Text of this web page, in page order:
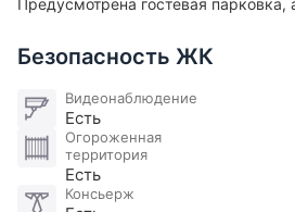
Предусмотрена гостевая парковка,
Безопасность ЖК
Видеонаблюдение
Есть
Огороженная
территория
Есть
Консьерж